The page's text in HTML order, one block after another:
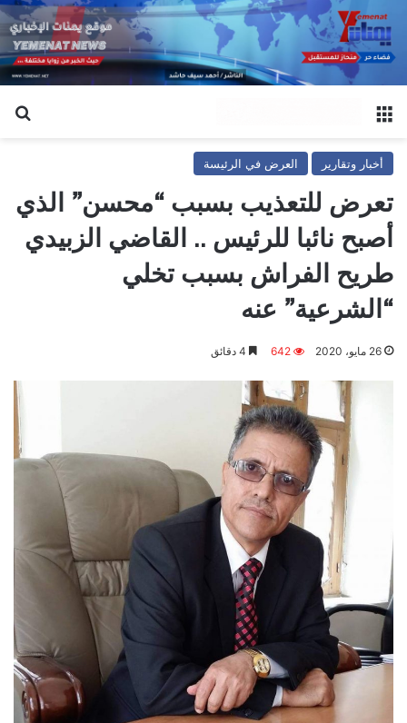
أخبار وتقارير العرض في الرئيسة
تعرض للتعذيب بسبب “محسن” الذي
أصبح نائبا للرئيس .. القاضي الزبيدي
طريح الفراش بسبب تخلي
“الشرعية” عنه
26 مايو، 2020 642